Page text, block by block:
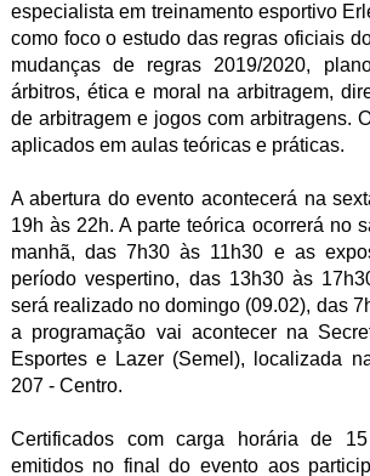
especialista em treinamento esportivo
como foco o estudo das regras oficiais
mudanças de regras 2019/2020,
árbitros, ética e moral na arbitragem,
de arbitragem e jogos com arbitragens.
aplicados em aulas teóricas e práticas.
A abertura do evento acontecerá na
19h às 22h. A parte teórica ocorrerá no
manhã, das 7h30 às 11h30 e as
período vespertino, das 13h30 às
será realizado no domingo (09.02), das
a programação vai acontecer na
Esportes e Lazer (Semel), localizada
207 - Centro.
Certificados com carga horária de
emitidos no final do evento aos